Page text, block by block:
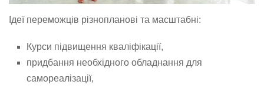
Ідеї переможців різнопланові та масштабні:
Курси підвищення кваліфікації,
придбання необхідного обладнання для
самореалізації,